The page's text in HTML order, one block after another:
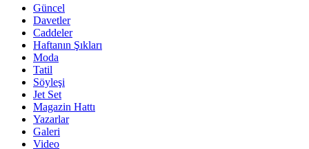
Güncel
Davetler
Caddeler
Haftanın Şıkları
Moda
Tatil
Söyleşi
Jet Set
Magazin Hattı
Yazarlar
Galeri
Video